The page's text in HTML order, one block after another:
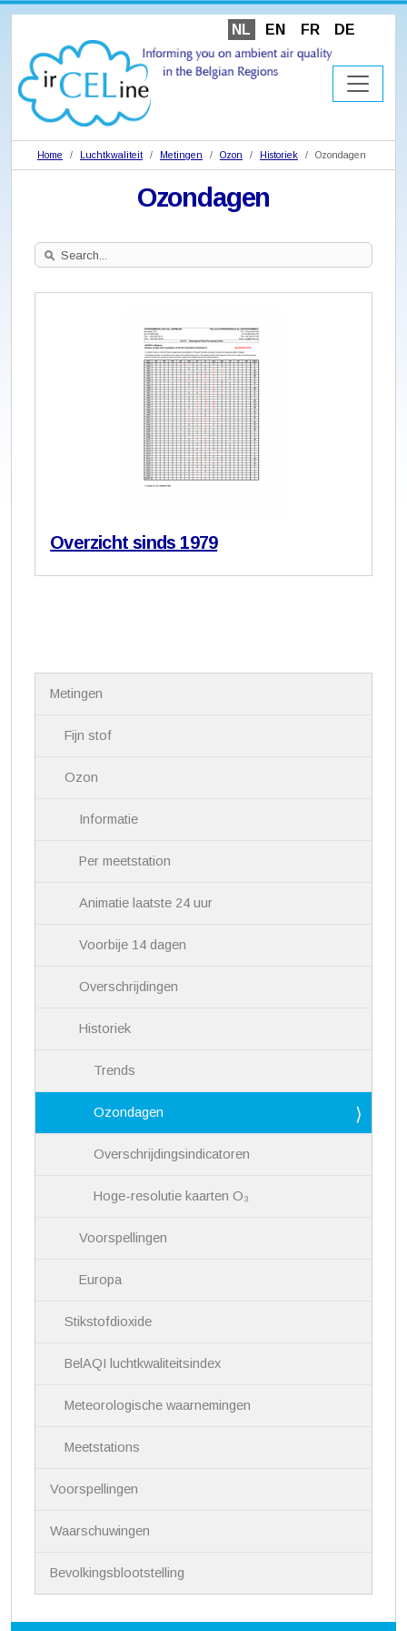
NL EN FR DE
Home Luchtkwaliteit Metingen Ozon Historiek Ozondagen
Ozondagen
Search
Site
Overzicht sinds 1979
Metingen
Fijn stof
Ozon
Informatie
Per meetstation
Animatie laatste 24 uur
Voorbije 14 dagen
Overschrijdingen
Historiek
Trends
Ozondagen
Overschrijdingsindicatoren
Hoge-resolutie kaarten O₃
Voorspellingen
Europa
Stikstofdioxide
BelAQI luchtkwaliteitsindex
Meteorologische waarnemingen
Meetstations
Voorspellingen
Waarschuwingen
Bevolkingsblootstelling